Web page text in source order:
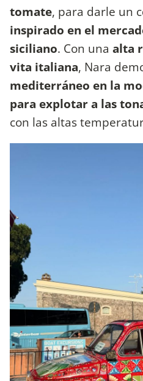
tomate, para darle un
inspirado en el
siciliano. Con una alta
vita italiana, Nara
mediterráneo en la
para explotar a las
con las altas